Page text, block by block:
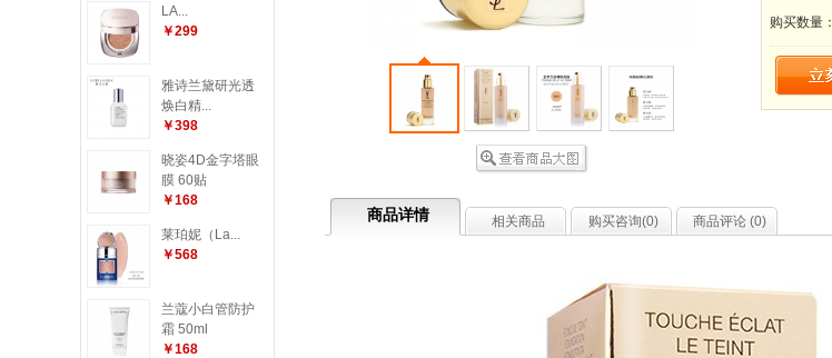
购买数量：
商品详情 相关商品 购买咨询(0) 商品评论 (0)
LA...
￥299
雅诗兰黛研光透
焕白精...
￥398
晓姿4D金字塔眼
膜 60贴
￥168
莱珀妮（La...
￥568
兰蔻小白管防护
霜 50ml
￥168